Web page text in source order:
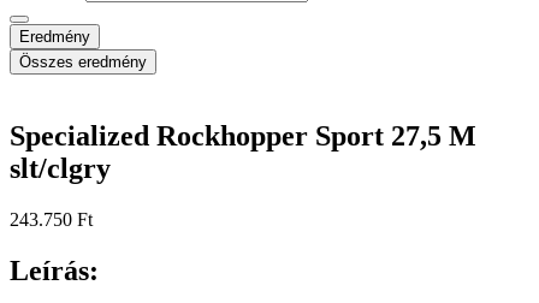
Eredmény
Összes eredmény
Specialized Rockhopper Sport 27,5 M
slt/clgry
243.750 Ft
Leírás: